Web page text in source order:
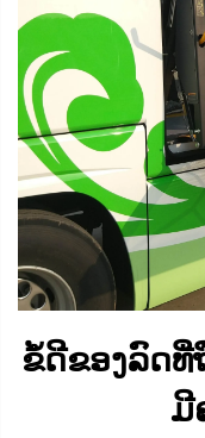
ຂໍ້ດີຂອງລົດທີ່
ມີ